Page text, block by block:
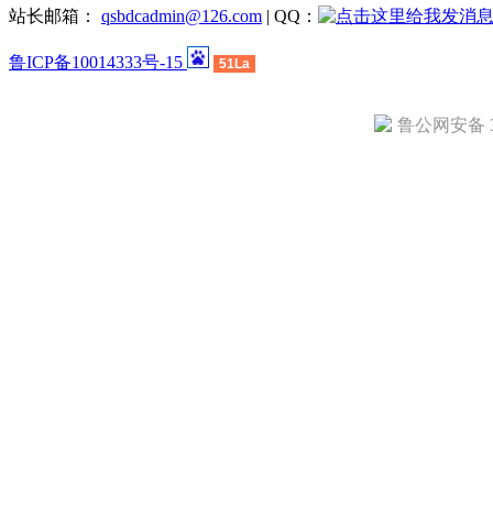
站长邮箱： qsbdcadmin@126.com | QQ：
鲁ICP备10014333号-15 51La
鲁公网安备